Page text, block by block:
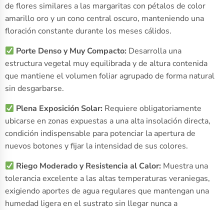
de flores similares a las margaritas con pétalos de color
amarillo oro y un cono central oscuro, manteniendo una
floración constante durante los meses cálidos.
Porte Denso y Muy Compacto: Desarrolla una
estructura vegetal muy equilibrada y de altura contenida
que mantiene el volumen foliar agrupado de forma natural
sin desgarbarse.
Plena Exposición Solar: Requiere obligatoriamente
ubicarse en zonas expuestas a una alta insolación directa,
condición indispensable para potenciar la apertura de
nuevos botones y fijar la intensidad de sus colores.
Riego Moderado y Resistencia al Calor: Muestra una
tolerancia excelente a las altas temperaturas veraniegas,
exigiendo aportes de agua regulares que mantengan una
humedad ligera en el sustrato sin llegar nunca a